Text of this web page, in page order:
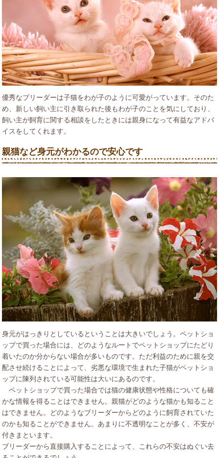
優秀なブリーダーは子猫をわが子のように可愛がっています。そのた
め、新しい飼い主に引き取られた後もわが子のことを気にしており、
飼い主が飼育に関する相談をしたときには親身になって有益なアドバ
イスをしてくれます。
親猫など身元がわかるので安心です
身元がはっきりとしているということは大きいでしょう。ペットショ
ップで買った場合には、どのようなルートでペットショップにたどり
着いたのか分からない場合が多いものです。ただ利益のために親を交
配させ続けることによって、劣悪な環境で生まれた子猫がペットショ
ップに陳列されている可能性は大いにあるのです。
ペットショップで買った場合では猫の健康状態や性格についても確
かな情報を得ることはできません。親猫がどのような猫かも知ること
はできません。どのようなブリーダーからどのように飼育されていた
のかも知ることができません。あまりに不透明なことが多く、不安が
付きまといます。
ブリーダーから直接購入することによって、これらの不安はぬぐい去